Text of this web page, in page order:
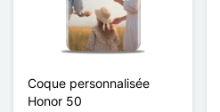
Coque personnalisée
Honor 50